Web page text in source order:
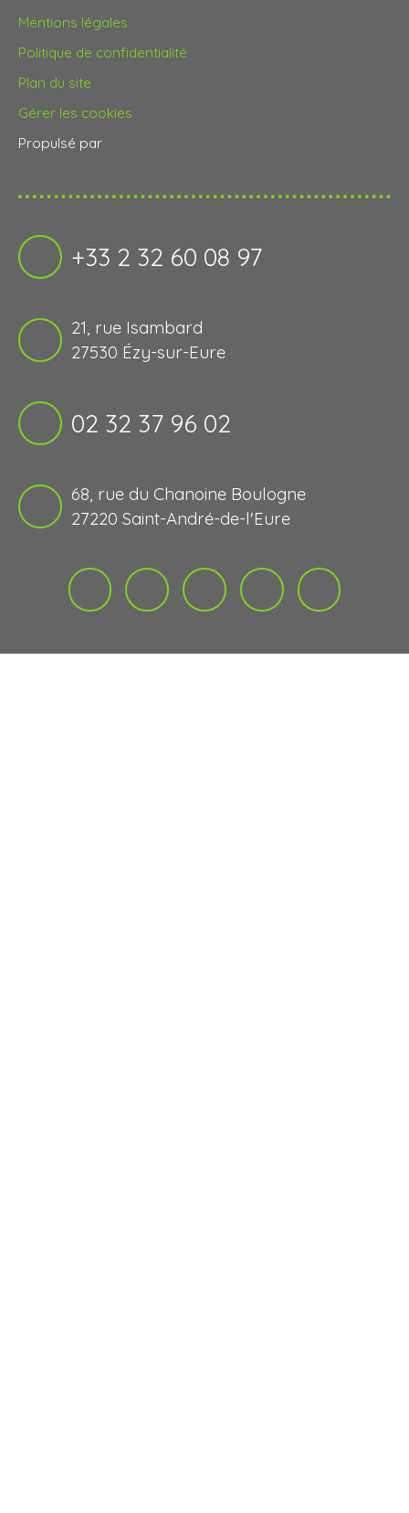
Mentions légales
Politique de confidentialité
Plan du site
Gérer les cookies
Propulsé par
+33 2 32 60 08 97
21, rue Isambard
27530 Ézy-sur-Eure
02 32 37 96 02
68, rue du Chanoine Boulogne
27220 Saint-André-de-l'Eure